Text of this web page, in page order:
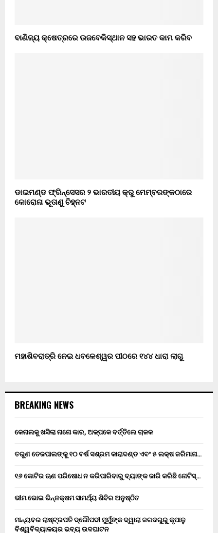
ବାଣିଜ୍ୟ କ୍ଷେତ୍ରରେ ଉଜବେକିସ୍ଥାନ ସହ ଭାରତ କାମ କରିବ
ଡାଇମଣ୍ଡ ଫ୍ରିନ୍ସେସର ୨ ଭାରତୀୟ କ୍ରୁ ମେମ୍ବରଙ୍କଠାରେ
କୋରୋନା ଭୂତାଣୁ ଚିହ୍ନଟ
ମହାଶିବରାତ୍ରି ନେଇ ଧବଳେଶ୍ୱର ପୀଠରେ ୧୪୪ ଧାରା ଲାଗୁ
BREAKING NEWS
କେନାଲକୁ ଖସିଲା ନାନୋ କାର, ଅଳ୍ପକେ ବର୍ତ୍ତିଲେ ଚାଳକ
ତରୁଣ ତେଜପାଲଙ୍କୁ ୧୦ ବର୍ଷ ସଶ୍ରମ କାରାଦଣ୍ଡ ଏବଂ ₹୫ ଲକ୍ଷ ଜରିମାନା…
୧୬ କୋଟିର ଋଣ ପରିଷୋଧ ନ କରିପାରିବାରୁ ବ୍ୟାଙ୍କ ଜାରି କରିଛି ନୋଟିସ୍…
ଭୀମ ଭୋଇ ଭିନ୍ନକ୍ଷମ ସାମର୍ଥ୍ୟ ଶିବିର ଅନୁଷ୍ଠିତ
ମାନ୍ୟବର ରାଷ୍ଟ୍ରପତି ଦ୍ରୌପଦୀ ମୁର୍ମୁଙ୍କ ଦ୍ୱାରା ଜଗଦଗୁରୁ କୃପାଳୁ
ବିଶ୍ୱବିଦ୍ୟାଳୟର ଭବ୍ୟ ଉଦଘାଟନ